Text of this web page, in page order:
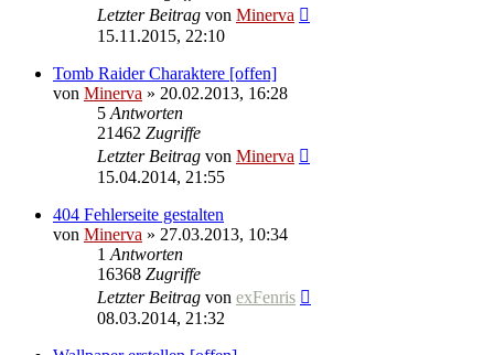
Letzter Beitrag von Minerva
15.11.2015, 22:10
Tomb Raider Charaktere [offen]
von Minerva » 20.02.2013, 16:28
5 Antworten
21462 Zugriffe
Letzter Beitrag von Minerva
15.04.2014, 21:55
404 Fehlerseite gestalten
von Minerva » 27.03.2013, 10:34
1 Antworten
16368 Zugriffe
Letzter Beitrag von exFenris
08.03.2014, 21:32